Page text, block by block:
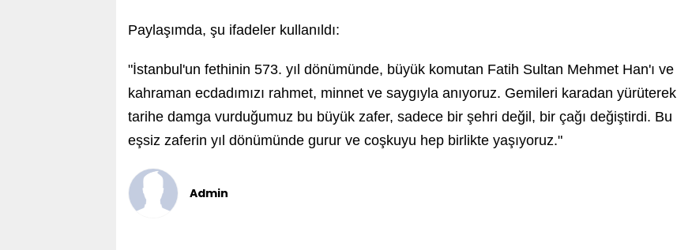
Paylaşımda, şu ifadeler kullanıldı:
"İstanbul'un fethinin 573. yıl dönümünde, büyük komutan Fatih Sultan Mehmet Han'ı ve
kahraman ecdadımızı rahmet, minnet ve saygıyla anıyoruz. Gemileri karadan yürüterek
tarihe damga vurduğumuz bu büyük zafer, sadece bir şehri değil, bir çağı değiştirdi. Bu
eşsiz zaferin yıl dönümünde gurur ve coşkuyu hep birlikte yaşıyoruz."
Admin